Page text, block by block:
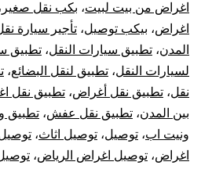
اغراض من بيت لبيت، بكب نقل صغير
اغراض، بيكب توصيل، تأجير سيارة
المدن، تطبيق سيارات النقل، تطبيق
لسيارات النقل، تطبيق لنقل البضائع،
نقل، تطبيق نقل أغراض، تطبيق نقل
بين المدن، تطبيق نقل عفش، تطبيق
ونيت اب، توصيل، توصيل اثاث،
اغراض، توصيل اغراض الرياض،